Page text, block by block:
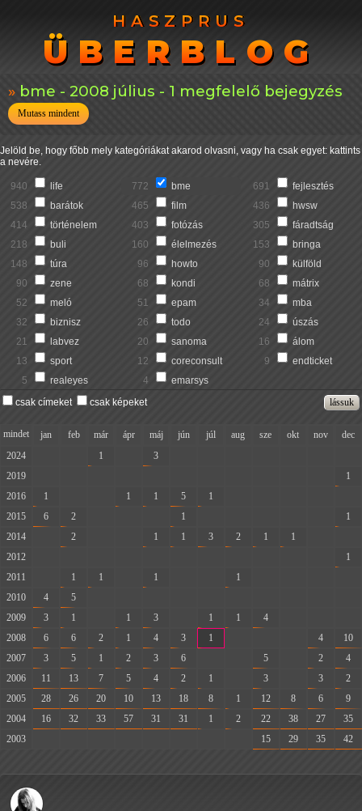
HASZPRUS
ÜBERBLOG
HASZPRUS
ÜBERBLOG
bme - 2008 július - 1 megfelelő bejegyzés
Mutass mindent
Jelöld be, hogy főbb mely kategóriákat akarod olvasni, vagy ha csak egyet: kattints
a nevére.
940 life 772 bme 691
fejlesztés
538
barátok 465 film 436
hwsw
414
történelem 403 fotózás 305
fáradtság
218
buli 160 élelmezés 153
bringa
148
túra 96 howto 90
külföld
90
zene 68 kondi 68
mátrix
52
meló 51 epam 34
mba
32
biznisz 26 todo 24
úszás
21
labvez 20 sanoma 16
álom
13
sport 12 coreconsult 9
endticket
5
realeyes 4
emarsys
csak címeket
csak képeket
mindet jan feb már ápr máj jún júl aug sze okt nov
dec
2024
1 3
2019
1
2016
1 1 1 5 1
2015
6 2 1
1
2014
2 1 1 3 2 1 1
2012
1
2011
1 1 1 1
2010
4 5
2009
3 1 1 3 1 1 4
2008
6 6 2 1 4 3 1 4
10
2007
3 5 1 2 3 6 5 2
4
2006
11 13 7 5 4 2 1 3 3
2
2005
28 26 20 10 13 18 8 1 12 8 6
9
2004
16 32 33 57 31 31 1 2 22 38 27
35
2003
15 29 35 42